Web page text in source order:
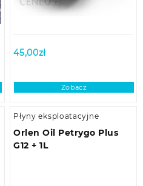
45,00zł
Zobacz
Płyny eksploatacyjne
Orlen Oil Petrygo Plus
G12 + 1L